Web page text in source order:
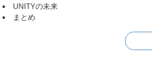
UNITYの未来
まとめ